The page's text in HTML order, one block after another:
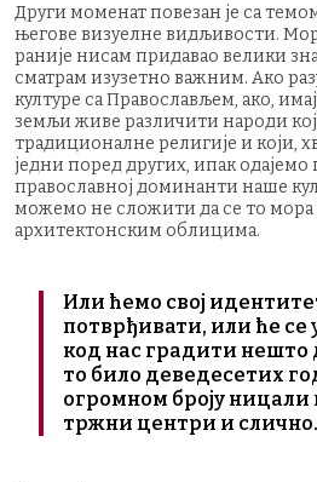
Други моменат повезан је са
његове визуелне видљивости.
раније нисам придавао велики
сматрам изузетно важним. Ако
културе са Православљем, ако,
земљи живе различити народи
традиционалне религије и који,
једни поред других, ипак
православној доминанти наше
можемо не сложити да се то мора
архитектонским облицима.
Или ћемо свој
потврђивати, или ће се
код нас градити нешто
то било деведесетих
огромном броју
тржни центри и слично.